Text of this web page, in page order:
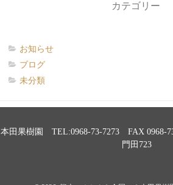
カテゴリー
お知らせ
ブログ
未分類
本田果樹園 TEL:0968-73-7273 FAX 0968-
門田723